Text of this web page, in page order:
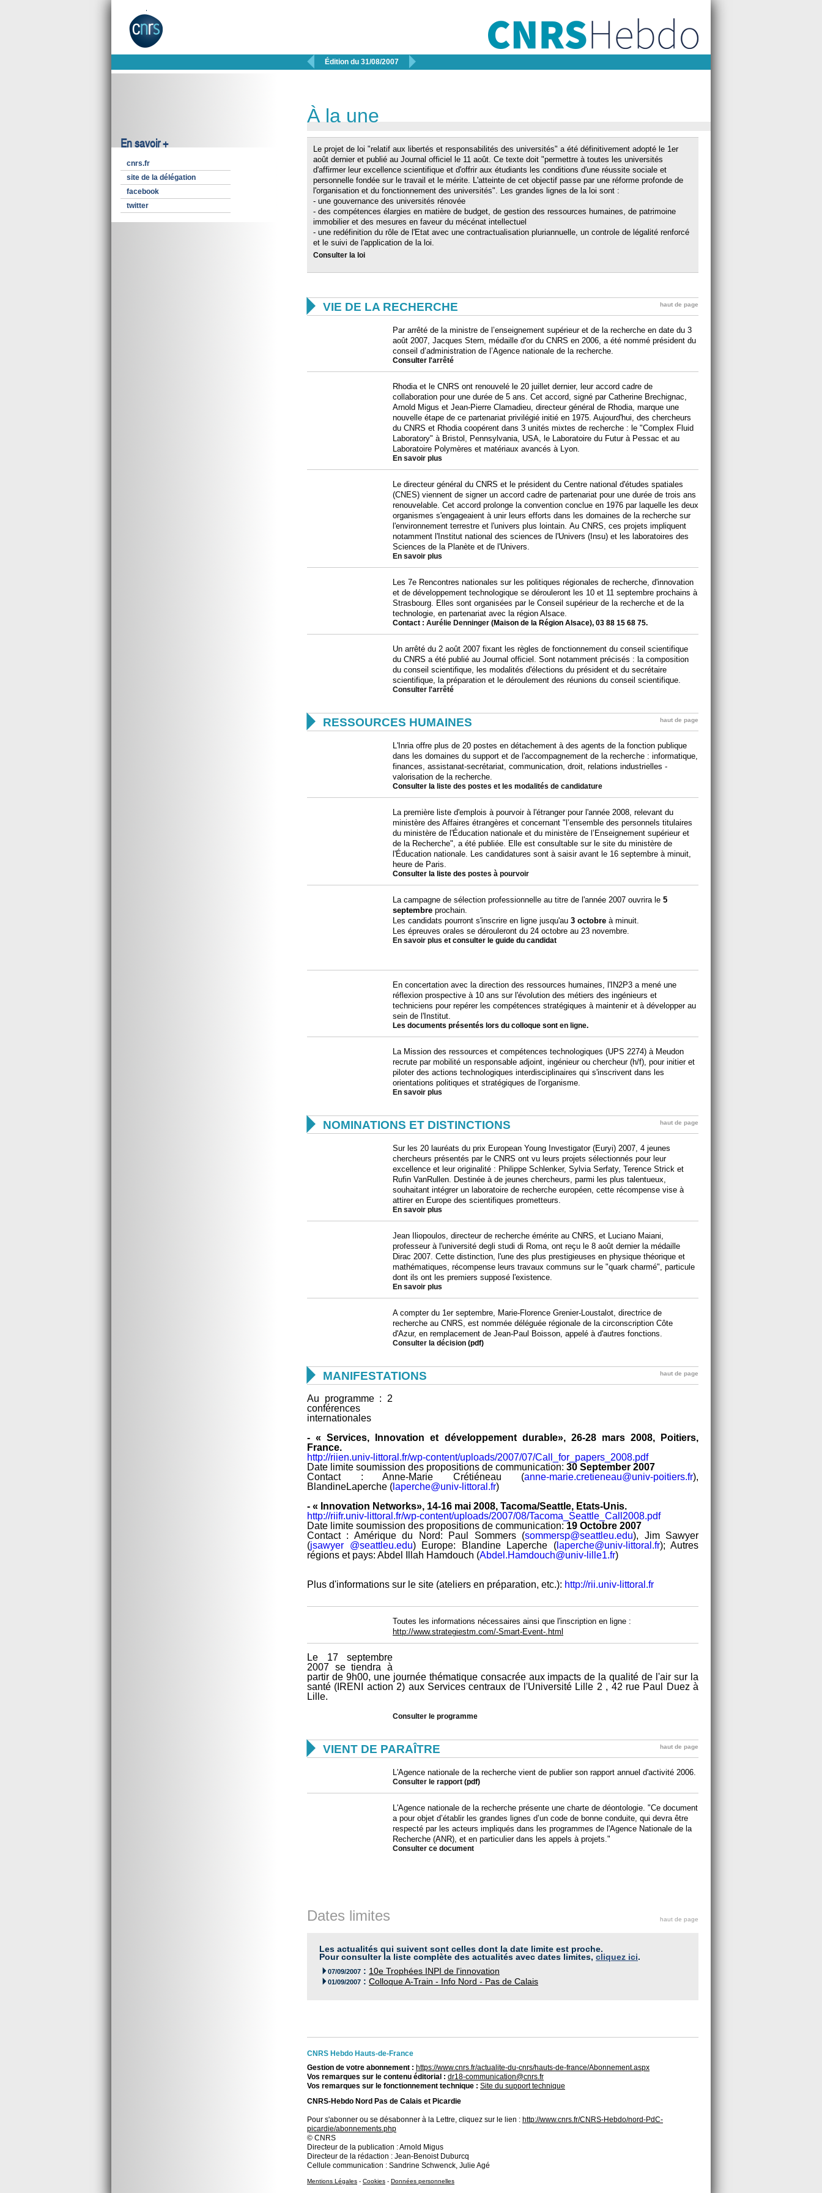
 Édition du 31/08/2007 
En savoir +
cnrs.fr
site de la délégation
facebook
twitter
À la une
Le projet de loi "relatif aux libertés et responsabilités des universités" a été définitivement adopté le 1er
août dernier et publié au Journal officiel le 11 août. Ce texte doit "permettre à toutes les universités
d'affirmer leur excellence scientifique et d'offrir aux étudiants les conditions d'une réussite sociale et
personnelle fondée sur le travail et le mérite. L'atteinte de cet objectif passe par une réforme profonde de
l'organisation et du fonctionnement des universités". Les grandes lignes de la loi sont :
- une gouvernance des universités rénovée
- des compétences élargies en matière de budget, de gestion des ressources humaines, de patrimoine
immobilier et des mesures en faveur du mécénat intellectuel
- une redéfinition du rôle de l'Etat avec une contractualisation pluriannuelle, un controle de légalité renforcé
et le suivi de l'application de la loi.
Consulter la loi
 VIE DE LA RECHERCHE haut de page
Par arrêté de la ministre de l’enseignement supérieur et de la recherche en date du 3
août 2007, Jacques Stern, médaille d'or du CNRS en 2006, a été nommé président du
conseil d’administration de l’Agence nationale de la recherche.
Consulter l'arrêté
Rhodia et le CNRS ont renouvelé le 20 juillet dernier, leur accord cadre de
collaboration pour une durée de 5 ans. Cet accord, signé par Catherine Brechignac,
Arnold Migus et Jean-Pierre Clamadieu, directeur général de Rhodia, marque une
nouvelle étape de ce partenariat privilégié initié en 1975. Aujourd'hui, des chercheurs
du CNRS et Rhodia coopérent dans 3 unités mixtes de recherche : le "Complex Fluid
Laboratory" à Bristol, Pennsylvania, USA, le Laboratoire du Futur à Pessac et au
Laboratoire Polymères et matériaux avancés à Lyon.
En savoir plus
Le directeur général du CNRS et le président du Centre national d'études spatiales
(CNES) viennent de signer un accord cadre de partenariat pour une durée de trois ans
renouvelable. Cet accord prolonge la convention conclue en 1976 par laquelle les deux
organismes s'engageaient à unir leurs efforts dans les domaines de la recherche sur
l'environnement terrestre et l'univers plus lointain. Au CNRS, ces projets impliquent
notamment l'Institut national des sciences de l'Univers (Insu) et les laboratoires des
Sciences de la Planète et de l'Univers.
En savoir plus
Les 7e Rencontres nationales sur les politiques régionales de recherche, d'innovation
et de développement technologique se dérouleront les 10 et 11 septembre prochains à
Strasbourg. Elles sont organisées par le Conseil supérieur de la recherche et de la
technologie, en partenariat avec la région Alsace.
Contact : Aurélie Denninger (Maison de la Région Alsace), 03 88 15 68 75.
Un arrêté du 2 août 2007 fixant les règles de fonctionnement du conseil scientifique
du CNRS a été publié au Journal officiel. Sont notamment précisés : la composition
du conseil scientifique, les modalités d'élections du président et du secrétaire
scientifique, la préparation et le déroulement des réunions du conseil scientifique.
Consulter l'arrêté
 RESSOURCES HUMAINES haut de page
L'Inria offre plus de 20 postes en détachement à des agents de la fonction publique
dans les domaines du support et de l'accompagnement de la recherche : informatique,
finances, assistanat-secrétariat, communication, droit, relations industrielles -
valorisation de la recherche.
Consulter la liste des postes et les modalités de candidature
La première liste d'emplois à pourvoir à l'étranger pour l'année 2008, relevant du
ministère des Affaires étrangères et concernant "l’ensemble des personnels titulaires
du ministère de l'Éducation nationale et du ministère de l’Enseignement supérieur et
de la Recherche", a été publiée. Elle est consultable sur le site du ministère de
l'Éducation nationale. Les candidatures sont à saisir avant le 16 septembre à minuit,
heure de Paris.
Consulter la liste des postes à pourvoir
La campagne de sélection professionnelle au titre de l'année 2007 ouvrira le 5
septembre prochain.
Les candidats pourront s'inscrire en ligne jusqu'au 3 octobre à minuit.
Les épreuves orales se dérouleront du 24 octobre au 23 novembre.
En savoir plus et consulter le guide du candidat
En concertation avec la direction des ressources humaines, l'IN2P3 a mené une
réflexion prospective à 10 ans sur l'évolution des métiers des ingénieurs et
techniciens pour repérer les compétences stratégiques à maintenir et à développer au
sein de l'Institut.
Les documents présentés lors du colloque sont en ligne.
La Mission des ressources et compétences technologiques (UPS 2274) à Meudon
recrute par mobilité un responsable adjoint, ingénieur ou chercheur (h/f), pour initier et
piloter des actions technologiques interdisciplinaires qui s'inscrivent dans les
orientations politiques et stratégiques de l'organisme.
En savoir plus
 NOMINATIONS ET DISTINCTIONS haut de page
Sur les 20 lauréats du prix European Young Investigator (Euryi) 2007, 4 jeunes
chercheurs présentés par le CNRS ont vu leurs projets sélectionnés pour leur
excellence et leur originalité : Philippe Schlenker, Sylvia Serfaty, Terence Strick et
Rufin VanRullen. Destinée à de jeunes chercheurs, parmi les plus talentueux,
souhaitant intégrer un laboratoire de recherche européen, cette récompense vise à
attirer en Europe des scientifiques prometteurs.
En savoir plus
Jean Iliopoulos, directeur de recherche émérite au CNRS, et Luciano Maiani,
professeur à l'université degli studi di Roma, ont reçu le 8 août dernier la médaille
Dirac 2007. Cette distinction, l'une des plus prestigieuses en physique théorique et
mathématiques, récompense leurs travaux communs sur le "quark charmé", particule
dont ils ont les premiers supposé l'existence.
En savoir plus
A compter du 1er septembre, Marie-Florence Grenier-Loustalot, directrice de
recherche au CNRS, est nommée déléguée régionale de la circonscription Côte
d'Azur, en remplacement de Jean-Paul Boisson, appelé à d'autres fonctions.
Consulter la décision (pdf)
 MANIFESTATIONS haut de page
Au programme : 2
conférences
internationales
- « Services, Innovation et développement durable», 26-28 mars 2008, Poitiers,
France.
http://riien.univ-littoral.fr/wp-content/uploads/2007/07/Call_for_papers_2008.pdf
Date limite soumission des propositions de communication: 30 September 2007
Contact : Anne-Marie Crétiéneau (anne-marie.cretieneau@univ-poitiers.fr),
BlandineLaperche ( laperche@univ-littoral.fr)
- « Innovation Networks», 14-16 mai 2008, Tacoma/Seattle, Etats-Unis.
http://riifr.univ-littoral.fr/wp-content/uploads/2007/08/Tacoma_Seattle_Call2008.pdf
Date limite soumission des propositions de communication: 19 Octobre 2007
Contact : Amérique du Nord: Paul Sommers (sommersp@seattleu.edu), Jim Sawyer
(jsawyer @seattleu.edu) Europe: Blandine Laperche (laperche@univ-littoral.fr); Autres
régions et pays: Abdel Illah Hamdouch (Abdel.Hamdouch@univ-lille1.fr)
Plus d'informations sur le site (ateliers en préparation, etc.): http://rii.univ-littoral.fr
Toutes les informations nécessaires ainsi que l'inscription en ligne :
http://www.strategiestm.com/-Smart-Event-.html
Le 17 septembre
2007 se tiendra à
partir de 9h00, une journée thématique consacrée aux impacts de la qualité de l'air sur la
santé (IRENI action 2) aux Services centraux de l'Université Lille 2 , 42 rue Paul Duez à
Lille.
Consulter le programme
 VIENT DE PARAÎTRE haut de page
L'Agence nationale de la recherche vient de publier son rapport annuel d'activité 2006.
Consulter le rapport (pdf)
L'Agence nationale de la recherche présente une charte de déontologie. "Ce document
a pour objet d’établir les grandes lignes d’un code de bonne conduite, qui devra être
respecté par les acteurs impliqués dans les programmes de l'Agence Nationale de la
Recherche (ANR), et en particulier dans les appels à projets."
Consulter ce document
Dates limites haut de page
Les actualités qui suivent sont celles dont la date limite est proche.
Pour consulter la liste complète des actualités avec dates limites, cliquez ici.
07/09/2007 : 10e Trophées INPI de l'innovation
01/09/2007 : Colloque A-Train - Info Nord - Pas de Calais
CNRS Hebdo Hauts-de-France
Gestion de votre abonnement : https://www.cnrs.fr/actualite-du-cnrs/hauts-de-france/Abonnement.aspx
Vos remarques sur le contenu éditorial : dr18-communication@cnrs.fr
Vos remarques sur le fonctionnement technique : Site du support technique
CNRS-Hebdo Nord Pas de Calais et Picardie
Pour s'abonner ou se désabonner à la Lettre, cliquez sur le lien : http://www.cnrs.fr/CNRS-Hebdo/nord-PdC-
picardie/abonnements.php
© CNRS
Directeur de la publication : Arnold Migus
Directeur de la rédaction : Jean-Benoist Duburcq
Cellule communication : Sandrine Schwenck, Julie Agé
Mentions Légales - Cookies - Données personnelles